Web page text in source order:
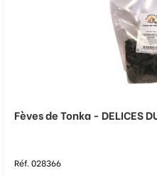
Fèves de Tonka - DELICES
Réf. 028366